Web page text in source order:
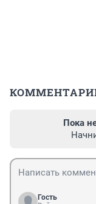
Пока
Гость